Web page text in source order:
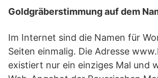
Goldgräberstimmung auf dem
Im Internet sind die Namen für
Seiten einmalig. Die Adresse
existiert nur ein einziges Mal und